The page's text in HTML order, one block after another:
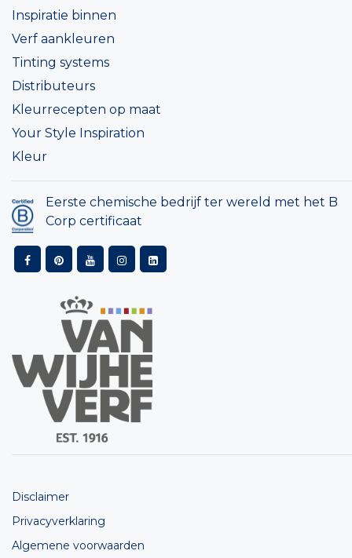
Inspiratie binnen
Verf aankleuren
Tinting systems
Distributeurs
Kleurrecepten op maat
Your Style Inspiration
Kleur
Eerste chemische bedrijf ter wereld met het B
Corp certificaat
Disclaimer
Privacyverklaring
Algemene voorwaarden